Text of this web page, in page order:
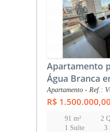
Apartamento
Água Branca
Apartamento - Ref.:
R$ 1.500.000,00
91 m²
2
1 Suíte
3